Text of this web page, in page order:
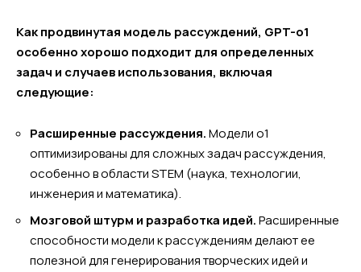
Как продвинутая модель рассуждений, GPT-o1
особенно хорошо подходит для определенных
задач и случаев использования, включая
следующие:
Расширенные рассуждения.Модели o1
оптимизированы для сложных задач рассуждения,
особенно в области STEM (наука, технологии,
инженерия и математика).
Мозговой штурм и разработка идей.Расширенные
способности модели к рассуждениям делают ее
полезной для генерирования творческих идей и